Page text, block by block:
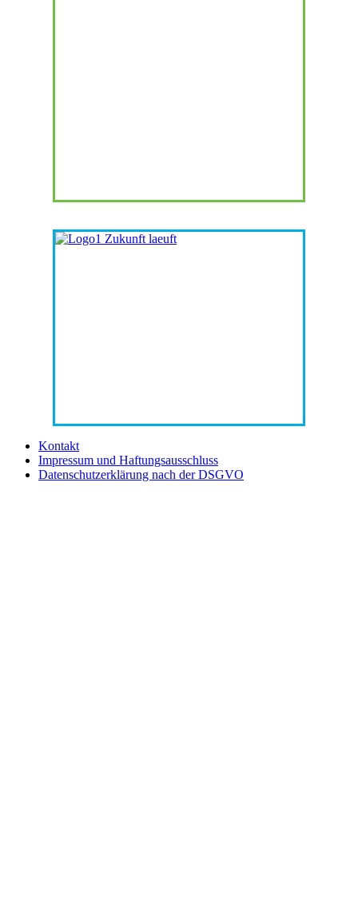
Kontakt
Impressum und Haftungsausschluss
Datenschutzerklärung nach der DSGVO